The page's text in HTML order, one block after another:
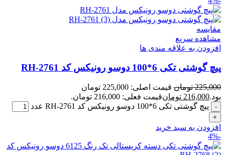
مقایسه
مشاهده سریع
افزودن به علاقه مندی ها
پیچ گوشتی تکی 6*100 دوسو رونیکس کد RH-2761
225,000 تومان
قیمت اصلی: 225,000 تومان
بود.216,000 تومانقیمت فعلی: 216,000 تومان.
پیچ گوشتی تکی 6*100 دوسو رونیکس کد RH-2761 عدد
افزودن به سبد خرید
-4%